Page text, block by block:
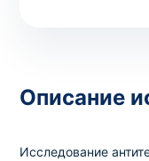
Описание
Исследование
Оформить
Если вы не